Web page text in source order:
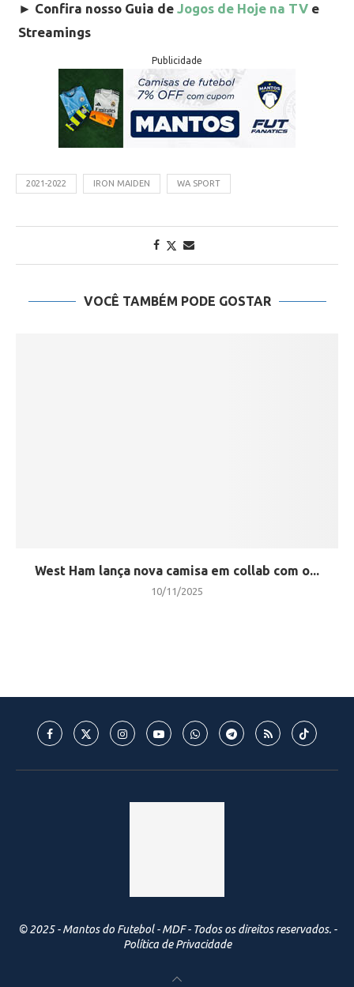
► Confira nosso Guia de Jogos de Hoje na TV e
Streamings
Publicidade
2021-2022 IRON MAIDEN WA SPORT
VOCÊ TAMBÉM PODE GOSTAR
West Ham lança nova camisa em collab com o...
10/11/2025
© 2025 - Mantos do Futebol - MDF - Todos os direitos reservados. -
Política de Privacidade